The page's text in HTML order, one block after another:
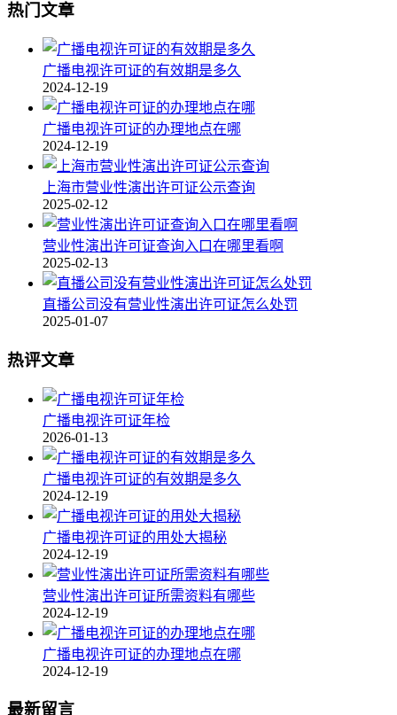
热门文章
广播电视许可证的有效期是多久
2024-12-19
广播电视许可证的办理地点在哪
2024-12-19
上海市营业性演出许可证公示查询
2025-02-12
营业性演出许可证查询入口在哪里看啊
2025-02-13
直播公司没有营业性演出许可证怎么处罚
2025-01-07
热评文章
广播电视许可证年检
2026-01-13
广播电视许可证的有效期是多久
2024-12-19
广播电视许可证的用处大揭秘
2024-12-19
营业性演出许可证所需资料有哪些
2024-12-19
广播电视许可证的办理地点在哪
2024-12-19
最新留言